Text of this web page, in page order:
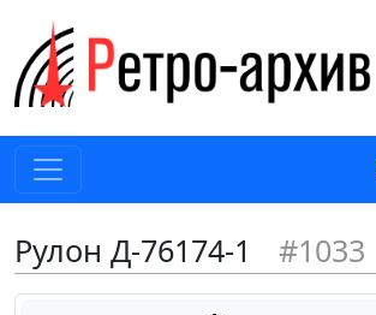
Рулон Д-76174-1 #1033